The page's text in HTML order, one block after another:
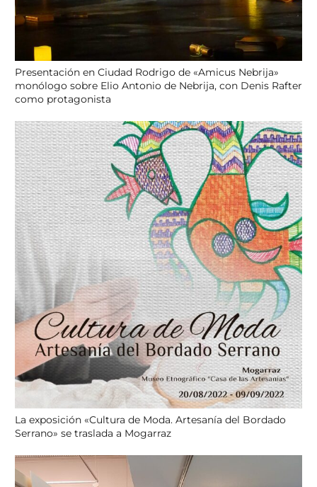
Presentación en Ciudad Rodrigo de «Amicus Nebrija»
monólogo sobre Elio Antonio de Nebrija, con Denis Rafter
como protagonista
La exposición «Cultura de Moda. Artesanía del Bordado
Serrano» se traslada a Mogarraz